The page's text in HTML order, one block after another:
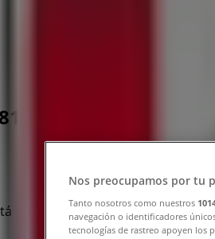
#13-05 – Centro
Nos preocupamos por tu
Tanto nosotros como nuestros
navegación o identificadores
tecnologías de rastreo apoyen los